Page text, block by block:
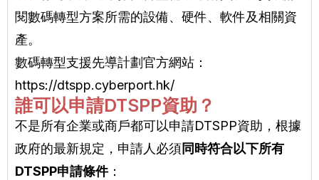
閱數碼轉型方案所需的設備、硬件、軟件及相關資
產。
數碼轉型支援先導計劃官方網站：
https://dtspp.cyberport.hk/
誰可以申請DTSPP資助？
不是所有企業或商戶都可以申請DTSPP資助，根據
政府的最新規定，申請人必須同時符合以下所有
DTSPP申請條件：